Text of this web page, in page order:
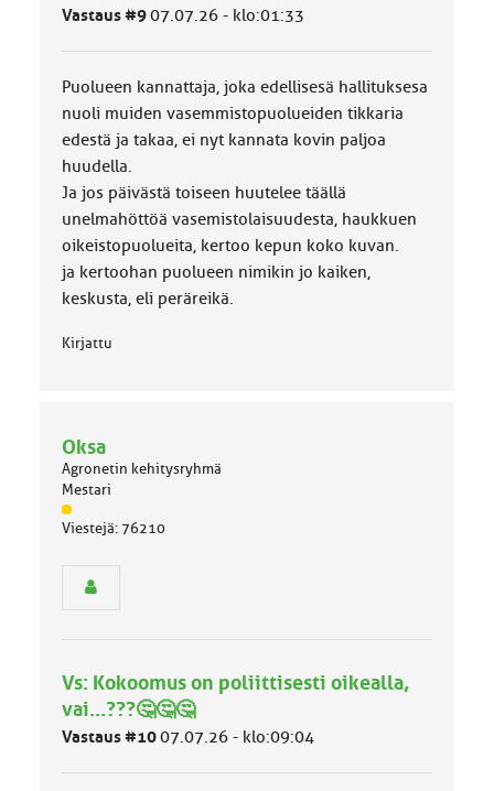
u
k
a
Vastaus #907.07.26 - klo:01:33
Puolueen kannattaja, joka edellisesä hallituksesa
nuoli muiden vasemmistopuolueiden tikkaria
edestä ja takaa, ei nyt kannata kovin paljoa
huudella.
Ja jos päivästä toiseen huutelee täällä
unelmahöttöä vasemistolaisuudesta, haukkuen
oikeistopuolueita, kertoo kepun koko kuvan.
ja kertoohan puolueen nimikin jo kaiken,
keskusta, eli peräreikä.
Kirjattu
Oksa
Agronetin kehitysryhmä
Mestari
J
ä
m
ä
u
Viestejä: 76210
Vs: Kokoomus on poliittisesti oikealla,
vai...???🤔🤔🤔
Vastaus #1007.07.26 - klo:09:04